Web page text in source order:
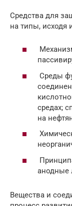
Средства для
на типы, исходя
Среды
средах;
на
анодные
Вещества и